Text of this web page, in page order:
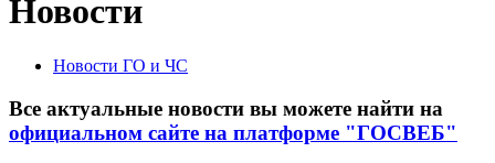
Новости
Новости ГО и ЧС
Все актуальные новости вы можете найти на
официальном сайте на платформе "ГОСВЕБ"